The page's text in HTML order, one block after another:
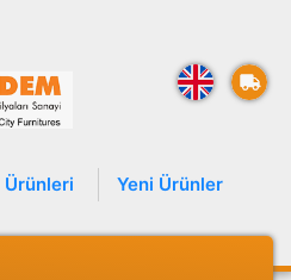
Ürünleri Yeni Ürünler